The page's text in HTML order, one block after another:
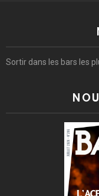
Sortir dans les bars les